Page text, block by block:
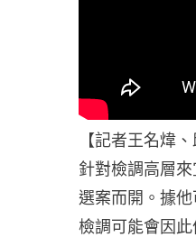
【記者王名煒
針對檢調高層
選案而開。 據他
檢調可能會因